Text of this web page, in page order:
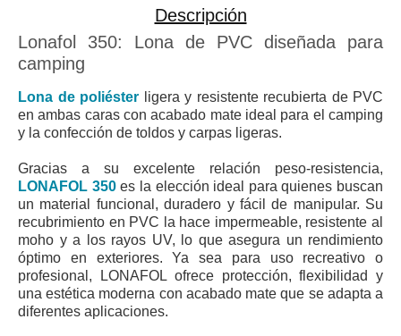
Descripción
Lonafol 350: Lona de PVC diseñada para
camping
Lona de poliéster ligera y resistente recubierta de PVC
en ambas caras con acabado mate ideal para el camping
y la confección de toldos y carpas ligeras.
Gracias a su excelente relación peso-resistencia,
LONAFOL 350es la elección ideal para quienes buscan
un material funcional, duradero y fácil de manipular. Su
recubrimiento en PVC la hace impermeable, resistente al
moho y a los rayos UV, lo que asegura un rendimiento
óptimo en exteriores. Ya sea para uso recreativo o
profesional,
LONAFOL ofrece protección, flexibilidad y
una estética moderna con acabado mate que se adapta a
diferentes aplicaciones.